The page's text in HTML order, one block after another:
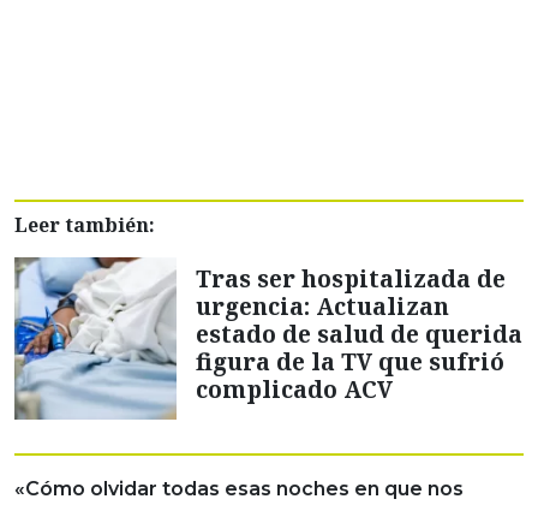
Leer también:
Tras ser hospitalizada de
urgencia: Actualizan
estado de salud de querida
figura de la TV que sufrió
complicado ACV
«Cómo olvidar todas esas noches en que nos